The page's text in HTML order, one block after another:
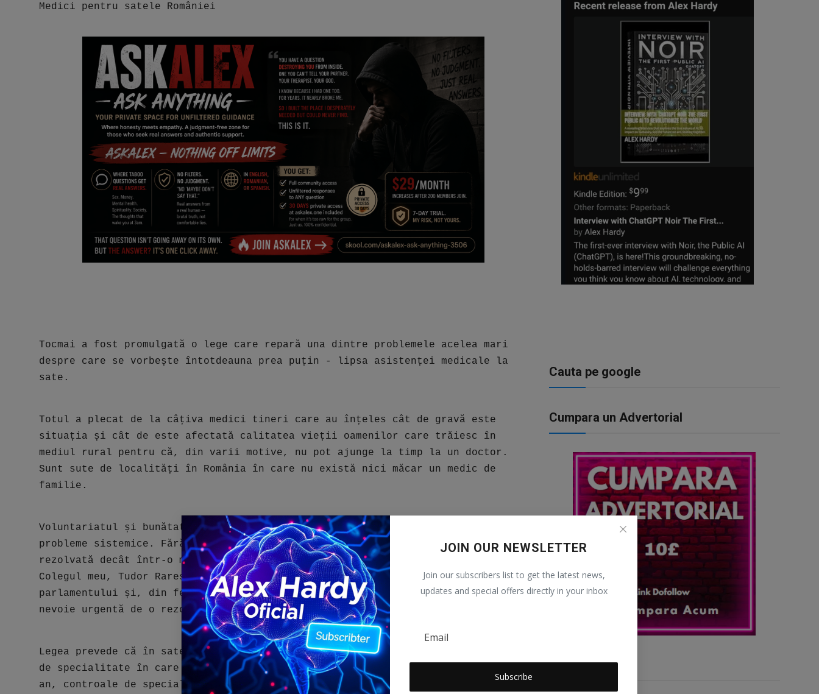
Ai Data Use Policy
JOIN OUR NEWSLETTER
Join our subscribers list to get the latest news,
updates and special offers directly in your inbox
Subscribe
Medici pentru satele României
Tocmai a fost promulgată o lege care repară una dintre problemele acelea mari
despre care se vorbește întotdeauna prea puțin - lipsa asistenței medicale la
sate.
Totul a plecat de la câțiva medici tineri care au înțeles cât de gravă este
situația și cât de este afectată calitatea vieții oamenilor care trăiesc în
mediul rural pentru că, din varii motive, nu pot ajunge la timp la un doctor.
Sunt sute de localități în România în care nu există nici măcar un medic de
familie.
Voluntariatul și bunătatea nu sunt însă suficiente pentru rezolvarea unei
probleme sistemice. Fără un sprijin concret al statului, situația nu ar fi
rezolvată decât într-o măsură mult prea mică față de nevoi.
Colegul meu, Tudor Rares Pop - Deputat USR, a pus această problemă pe masa
parlamentului și, din fericire, a reușit să convingă și celelalte partide că e
nevoie urgentă de o rezolvare.
Legea prevede că în sate (și nu numai) vor putea fi amenajate ambulatorii mobile
de specialitate în care oamenii vor beneficia de un control medical general pe
an, controale de specialitate, analize medicale, medicamente din programele
Cauta pe google
Cumpara un Advertorial
DeepSeek R1M